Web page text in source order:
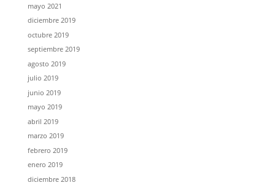
mayo 2021
diciembre 2019
octubre 2019
septiembre 2019
agosto 2019
julio 2019
junio 2019
mayo 2019
abril 2019
marzo 2019
febrero 2019
enero 2019
diciembre 2018